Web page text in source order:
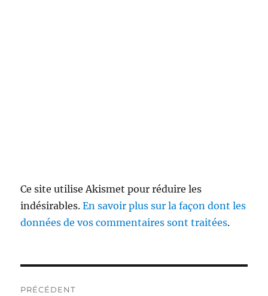
Ce site utilise Akismet pour réduire les
indésirables.En savoir plus sur la façon dont les
données de vos commentaires sont traitées.
PRÉCÉDENT